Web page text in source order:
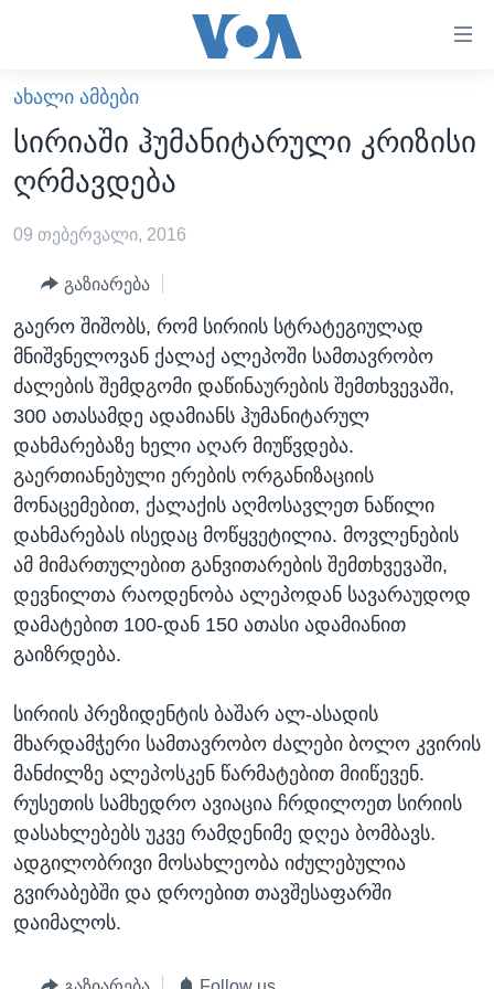
ხელმისაწვდომობისთვის
გადადით
მთავარზე
გადადით
მთავარ
გადადით
ძიებაზე
ᲐᲮᲐᲚᲘ ᲐᲛᲑᲔᲑᲘ
ᲡᲐᲥᲐᲠᲗᲕᲔᲚᲝ
ᲐᲨᲨ
ᲐᲨᲨ-ᲘᲡ ᲐᲠᲩᲔᲕᲜᲔᲑᲘ 2024
ᲛᲡᲝᲤᲚᲘᲝ
ᲕᲘᲓᲔᲝᲔᲑᲘ
ᲒᲐᲓᲐᲪᲔᲛᲔᲑᲘ
ᲕᲐᲨᲘᲜᲒᲢᲝᲜᲘ ᲓᲦᲔᲡ
ᲮᲔᲓᲕᲐ ᲕᲐᲨᲘᲜᲒᲢᲝᲜᲘᲓᲐᲜ
ᲡᲢᲣᲓᲘᲐ ᲕᲐᲨᲘᲜᲒᲢᲝᲜᲘ
ᲡᲮᲕᲐ ᲡᲘᲐᲮᲚᲔᲔᲑᲘ
ᲞᲝᲚᲘᲢᲘᲙᲐ
ᲔᲙᲝᲜᲝᲛᲘᲙᲐ
ᲯᲐᲜᲛᲠᲗᲔᲚᲝᲑᲐ
ᲛᲔᲪᲜᲘᲔᲠᲔᲑᲐ
ᲘᲜᲢᲔᲠᲕᲘᲣ
ᲒᲐᲚᲘᲚᲔᲝ
ᲓᲔᲖᲘᲜᲤᲝᲠᲛᲐᲪᲘᲐ
ᲠᲣᲡᲔᲗᲘᲡ ᲨᲔᲭᲠᲐ ᲣᲙᲠᲐᲘᲜᲐᲨᲘ
Learning English
ᲗᲕᲐᲚᲘ ᲒᲕᲐᲓᲔᲕᲜᲔᲗ
ᲐᲮᲐᲚᲘ ᲐᲛᲑᲔᲑᲘ
სირიაში ჰუმანიტარული კრიზისი
ღრმავდება
09 თებერვალი, 2016
გაზიარება
გაერო შიშობს, რომ სირიის სტრატეგიულად
მნიშვნელოვან ქალაქ ალეპოში სამთავრობო
ძალების შემდგომი დაწინაურების შემთხვევაში,
300 ათასამდე ადამიანს ჰუმანიტარულ
დახმარებაზე ხელი აღარ მიუწვდება.
გაერთიანებული ერების ორგანიზაციის
მონაცემებით, ქალაქის აღმოსავლეთ ნაწილი
დახმარებას ისედაც მოწყვეტილია. მოვლენების
ამ მიმართულებით განვითარების შემთხვევაში,
დევნილთა რაოდენობა ალეპოდან სავარაუდოდ
დამატებით 100-დან 150 ათასი ადამიანით
გაიზრდება.
სირიის პრეზიდენტის ბაშარ ალ-ასადის
მხარდამჭერი სამთავრობო ძალები ბოლო კვირის
მანძილზე ალეპოსკენ წარმატებით მიიწევენ.
რუსეთის სამხედრო ავიაცია ჩრდილოეთ სირიის
დასახლებებს უკვე რამდენიმე დღეა ბომბავს.
ადგილობრივი მოსახლეობა იძულებულია
გვირაბებში და დროებით თავშესაფარში
დაიმალოს.